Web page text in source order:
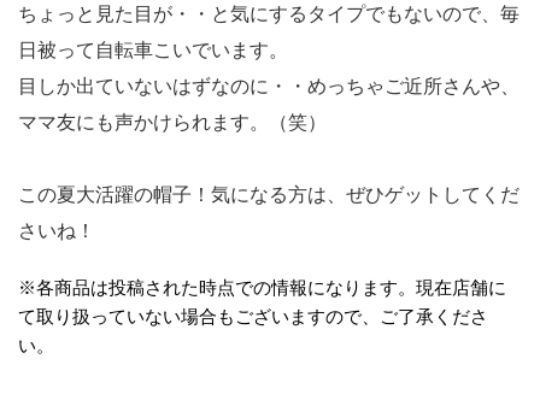
ちょっと見た目が・・と気にするタイプでもないので、毎
日被って自転車こいでいます。
目しか出ていないはずなのに・・めっちゃご近所さんや、
ママ友にも声かけられます。（笑）
この夏大活躍の帽子！気になる方は、ぜひゲットしてくだ
さいね！
※各商品は投稿された時点での情報になります。現在店舗に
て取り扱っていない場合もございますので、ご了承くださ
い。